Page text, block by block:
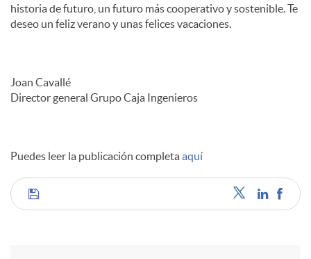
historia de futuro, un futuro más cooperativo y sostenible. Te
deseo un feliz verano y unas felices vacaciones.
Joan Cavallé
Director general Grupo Caja Ingenieros
Puedes leer la publicación completaaquí
C